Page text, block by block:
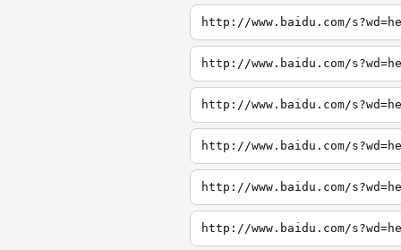
http://www.baidu.com/
http://www.baidu.com/
http://www.baidu.com/
http://www.baidu.com/
http://www.baidu.com/
http://www.baidu.com/